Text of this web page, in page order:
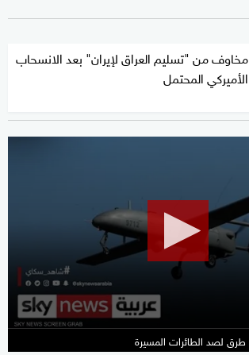
مخاوف من "تسليم العراق لإيران" بعد الانسحاب
الأميركي المحتمل
seconds